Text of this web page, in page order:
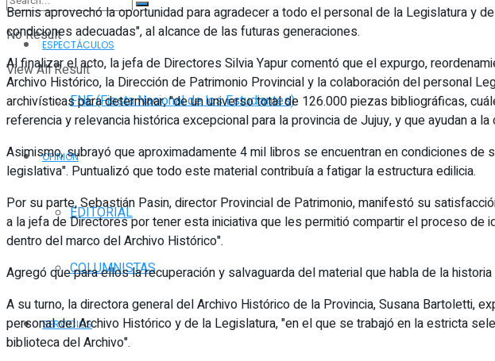
No Result
View All Result
ESPECTÁCULOS
FNE (Fiesta Nacional de los Estudiantes)
OPINIÓN
EDITORIAL
COLUMNISTAS
SERVICIOS
Bernis aprovechó la oportunidad para agradecer a todo el personal de la Legislatura y
condiciones adecuadas", al alcance de las futuras generaciones.
Al finalizar el acto, la jefa de Directores Silvia Yapur comentó que el expurgo,
Archivo Histórico, la Dirección de Patrimonio Provincial y la colaboración del personal
archivísticas para determinar, "de un universo total de 126.000 piezas bibliográficas,
referencia y relevancia histórica excepcional para la provincia de Jujuy, y que ayudan a
Asimismo, subrayó que aproximadamente 4 mil libros se encuentran en condiciones
legislativa". Puntualizó que todo este material contribuía a fatigar la estructura edilicia.
Por su parte, Sebastián Pasin, director Provincial de Patrimonio, manifestó su
a la jefa de Directores por tener esta iniciativa que les permitió compartir el proceso
dentro del marco del Archivo Histórico".
Agregó que para ellos la recuperación y salvaguarda del material que habla de la
A su turno, la directora general del Archivo Histórico de la Provincia, Susana Bartoletti,
personal del Archivo Histórico y de la Legislatura, "en el que se trabajó en la estricta
biblioteca del Archivo".